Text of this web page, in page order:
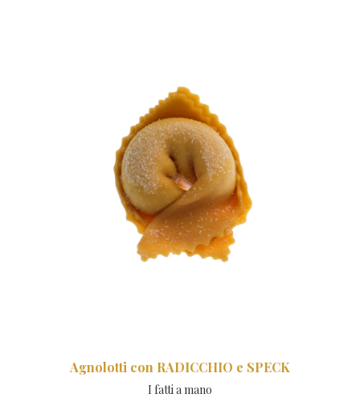
Agnolotti con RADICCHIO e SPECK
I fatti a mano